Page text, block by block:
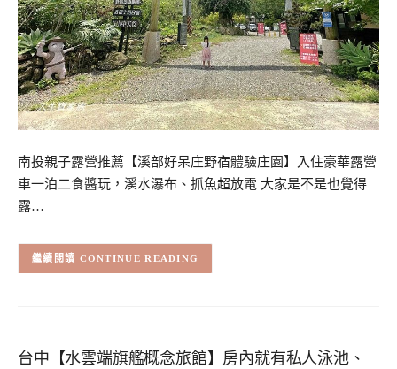
南投親子露營推薦【溪部好呆庄野宿體驗庄園】入住豪華露營
車一泊二食醬玩，溪水瀑布、抓魚超放電 大家是不是也覺得
露…
CONTINUE READING
台中【水雲端旗艦概念旅館】房內就有私人泳池、